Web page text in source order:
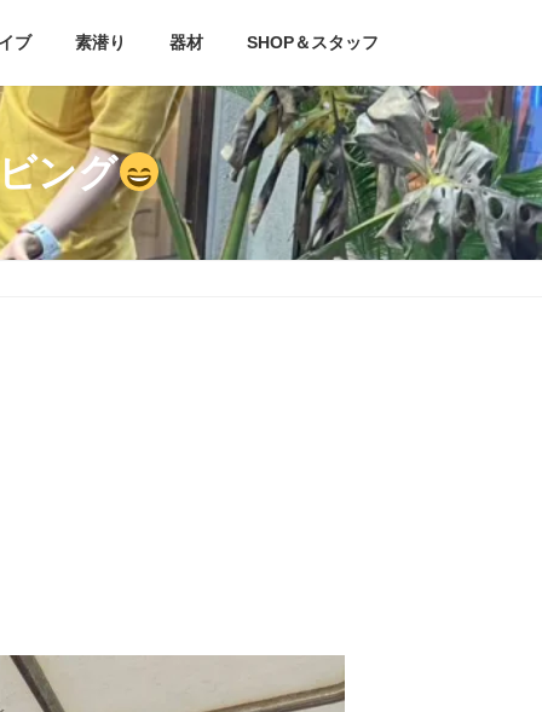
ブ 素潜り 器材 SHOP＆スタッフ
ング